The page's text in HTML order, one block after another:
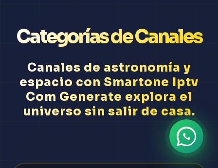
Categorías de Canales
Canales de astronomía y
espacio con Smartone Iptv
Com Generate explora el
universo sin salir de casa.